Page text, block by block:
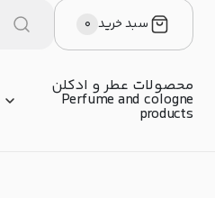
سبد خرید ۰
محصولات عطر و ادکلن
Perfume and cologne
products